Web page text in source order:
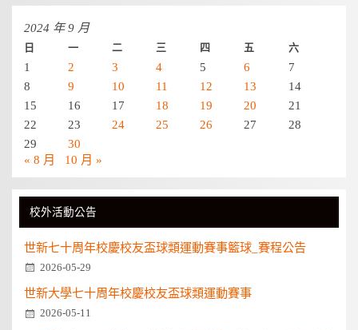
2024 年 9 月
日 一 二 三 四 五 六
1 2 3 4 5 6
7
8
9 10 11 12 13
14
15
16 17 18 19 20
21
22
23 24 25 26 27
28
29
30
« 8 月
10 月 »
校外活動公告
世新七十周年校慶校友盃球類運動賽事籃球_賽程公告
2026-05-29
世新大學七十周年校慶校友盃球類運動賽事
2026-05-11